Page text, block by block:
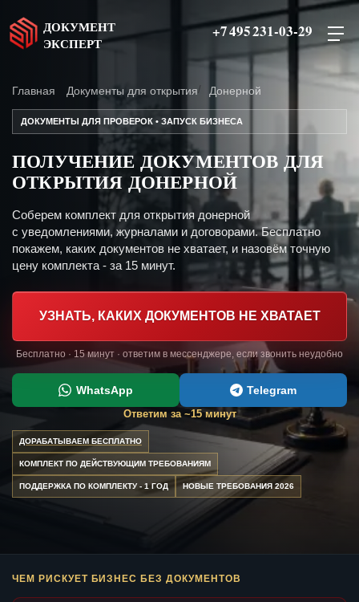
ДОКУМЕНТ
ЭКСПЕРТ
+7 495 231-03-29
Главная Документы для открытия Донерной
ДОКУМЕНТЫ ДЛЯ ПРОВЕРОК • ЗАПУСК БИЗНЕСА
ПОЛУЧЕНИЕ ДОКУМЕНТОВ ДЛЯ
ОТКРЫТИЯ ДОНЕРНОЙ
Соберем комплект для открытия донерной
с уведомлениями, журналами и договорами. Бесплатно
покажем, каких документов не хватает, и назовём точную
цену комплекта - за 15 минут.
УЗНАТЬ, КАКИХ ДОКУМЕНТОВ НЕ ХВАТАЕТ
Бесплатно · 15 минут · ответим в мессенджере, если звонить неудобно
WhatsApp Telegram
Ответим за ~15 минут
ДОРАБАТЫВАЕМ БЕСПЛАТНО
КОМПЛЕКТ ПО ДЕЙСТВУЮЩИМ ТРЕБОВАНИЯМ
ПОДДЕРЖКА ПО КОМПЛЕКТУ - 1 ГОД НОВЫЕ ТРЕБОВАНИЯ 2026
ЧЕМ РИСКУЕТ БИЗНЕС БЕЗ ДОКУМЕНТОВ